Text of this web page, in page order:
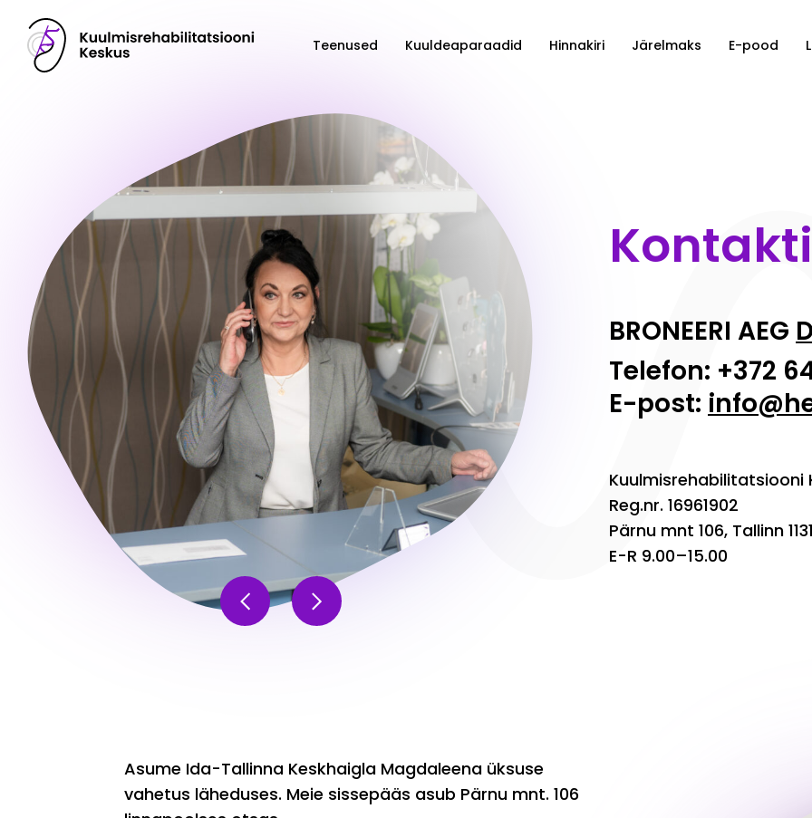
Teenused Kuuldeaparaadid Hinnakiri Järelmaks E-pood
BRONEERI AEG
Telefon: +372
E-post:
Kuulmisrehabilitatsiooni
Reg.nr. 16961902
Pärnu mnt 106, Tallinn
E-R 9.00–15.00
Asume Ida-Tallinna Keskhaigla Magdaleena üksuse
vahetus läheduses. Meie sissepääs asub Pärnu mnt. 106